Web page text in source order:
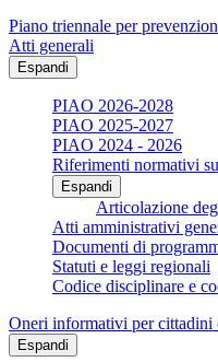
Piano triennale per
Atti generali
Espandi
PIAO 2026-2028
PIAO 2025-2027
PIAO 2024 - 2026
Riferimenti normativi
Espandi
Articolazione
Atti amministrativi
Documenti di
Statuti e leggi regionali
Codice disciplinare e
Oneri informativi per cittadini
Espandi